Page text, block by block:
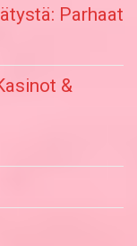
Parhaat
&